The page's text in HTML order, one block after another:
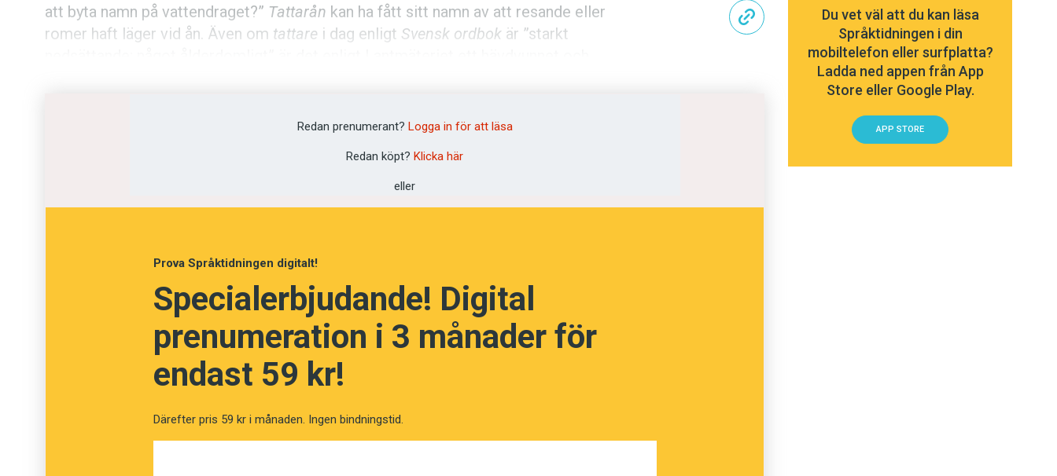
att byta namn på vattendraget?” Tattarån kan ha fått sitt namn av att resande eller
romer haft läger vid ån. Även om tattare i dag enligt Svensk ordbok är ”starkt
Redan prenumerant? Logga in för att läsa
Redan köpt? Klicka här
eller
Prova Språktidningen digitalt!
Specialerbjudande! Digital
prenumeration i 3 månader för
endast 59 kr!
Därefter pris 59 kr i månaden. Ingen bindningstid.
Du vet väl att du kan läsa
Språktidningen i din
mobiltelefon eller surfplatta?
Ladda ned appen från App
Store eller Google Play.
APP STORE